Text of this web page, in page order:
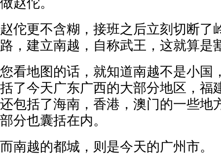
做赵佗。
赵佗更不含糊，接班之后立刻切断了
路，建立南越，自称武王，这就算是
您看地图的话，就知道南越不是小国
括了今天广东广西的大部分地区，福
还包括了海南，香港，澳门的一些地
部分也囊括在内。
而南越的都城，则是今天的广州市。